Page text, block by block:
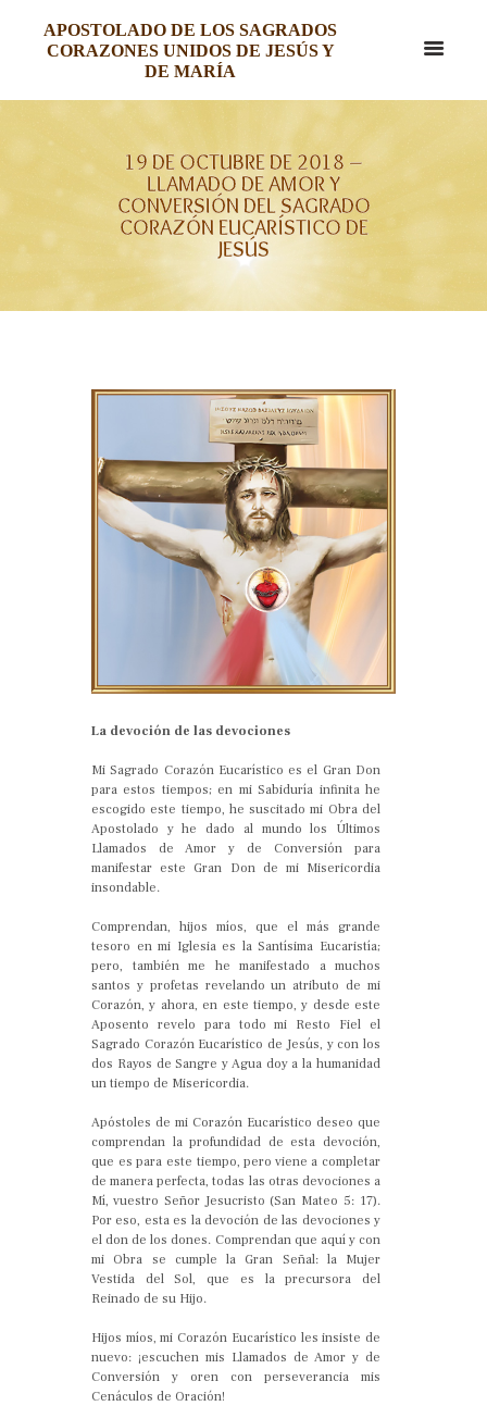
APOSTOLADO DE LOS SAGRADOS
CORAZONES UNIDOS DE JESÚS Y
DE MARÍA
19 DE OCTUBRE DE 2018 –
LLAMADO DE AMOR Y
CONVERSIÓN DEL SAGRADO
CORAZÓN EUCARÍSTICO DE
JESÚS
La devoción de las devociones
Mi Sagrado Corazón Eucarístico es el Gran Don
para estos tiempos; en mi Sabiduría infinita he
escogido este tiempo, he suscitado mi Obra del
Apostolado y he dado al mundo los Últimos
Llamados de Amor y de Conversión para
manifestar este Gran Don de mi Misericordia
insondable.
Comprendan, hijos míos, que el más grande
tesoro en mi Iglesia es la Santísima Eucaristía;
pero, también me he manifestado a muchos
santos y profetas revelando un atributo de mi
Corazón, y ahora, en este tiempo, y desde este
Aposento revelo para todo mi Resto Fiel el
Sagrado Corazón Eucarístico de Jesús, y con los
dos Rayos de Sangre y Agua doy a la humanidad
un tiempo de Misericordia.
Apóstoles de mi Corazón Eucarístico deseo que
comprendan la profundidad de esta devoción,
que es para este tiempo, pero viene a completar
de manera perfecta, todas las otras devociones a
Mí, vuestro Señor Jesucristo (San Mateo 5: 17).
Por eso, esta es la devoción de las devociones y
el don de los dones. Comprendan que aquí y con
mi Obra se cumple la Gran Señal: la Mujer
Vestida del Sol, que es la precursora del
Reinado de su Hijo.
Hijos míos, mi Corazón Eucarístico les insiste de
nuevo: ¡escuchen mis Llamados de Amor y de
Conversión y oren con perseverancia mis
Cenáculos de Oración!